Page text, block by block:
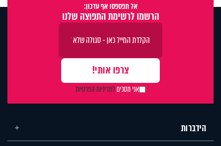
אל תפספסו אף עדכון:
הרשמו לרשימת התפוצה שלנו
אני מסכיםלמדיניות הפרטיות
הידברות